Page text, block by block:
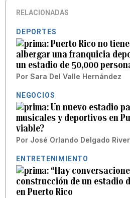
RELACIONADAS
DEPORTES
Puerto Rico no
albergar una franquicia
un estadio de 50,000
Por Sara Del Valle Hernández
NEGOCIOS
Un nuevo estadio
musicales y deportivos en
viable?
Por José Orlando Delgado
ENTRETENIMIENTO
“Hay
construcción de un estadio
en Puerto Rico